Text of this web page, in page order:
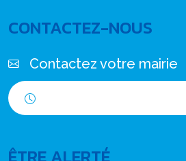
CONTACTEZ-NOUS
Contactez votre mairie